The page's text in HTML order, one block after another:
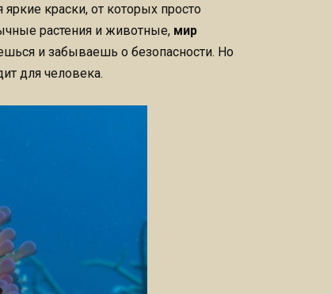
краски, от которых просто
растения и животные, мир
и забываешь о безопасности. Но
для человека.